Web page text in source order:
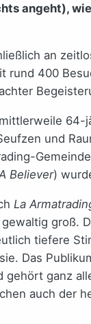
angeht),
an
rund 400
und
Believer)
La
groß.
tiefere
Das
ganz
auch der